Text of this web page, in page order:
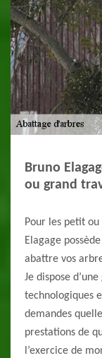
Bruno
ou grand
Pour les petit
Elagage
abattre vos
Je dispose
technologiques
demandes
prestations de
l’exercice de